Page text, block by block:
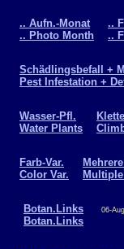
.. Aufn.-Monat
.. Photo Month
..
..
Schädlingsbefall +
Pest Infestation +
Wasser-Pfl.
Water Plants
Farb-Var.
Color Var.
Botan.Links
Botan.Links
06-